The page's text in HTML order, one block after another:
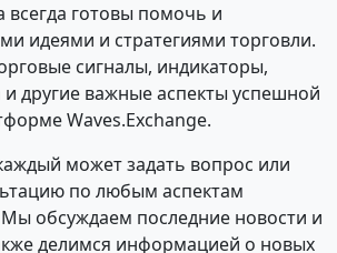
всегда готовы помочь и
идеями и стратегиями торговли.
сигналы, индикаторы,
и другие важные аспекты успешной
Waves.Exchange.
может задать вопрос или
по любым аспектам
Мы обсуждаем последние новости и
делимся информацией о новых